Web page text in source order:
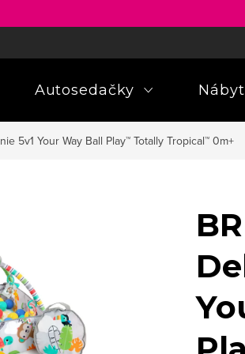
poučenia pre spotrebiteľa
Autosedačky
5v1 Your Way Ball Play™ Totally Tropical™ 0m+